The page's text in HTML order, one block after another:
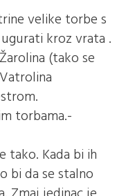
velike torbe s
kroz vrata .
(tako se
torbama.-
tako. Kada bi ih
bi da se stalno